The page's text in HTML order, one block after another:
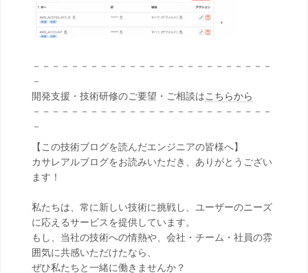
－－－－－－－－－－－－－－－－－－－－－－－－－
－
開発支援・技術研修のご要望・ご相談はこちらから
－－－－－－－－－－－－－－－－－－－－－－－－－
－
【この技術ブログを読んだエンジニアの皆様へ】
カサレアルブログをお読みいただき、ありがとうござい
ます！
私たちは、常に新しい技術に挑戦し、ユーザーのニーズ
に応えるサービスを提供しています。
もし、当社の技術への情熱や、会社・チーム・社員の雰
囲気に共感いただけたなら、
ぜひ私たちと一緒に働きませんか？